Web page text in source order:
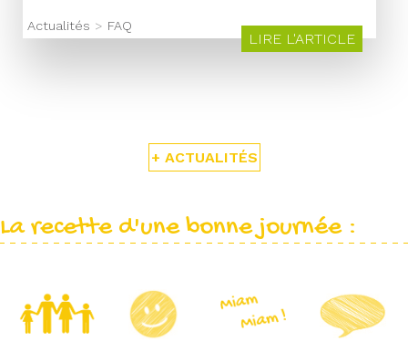
Actualités > FAQ
LIRE L'ARTICLE
+ ACTUALITÉS
La recette d'une bonne journée :